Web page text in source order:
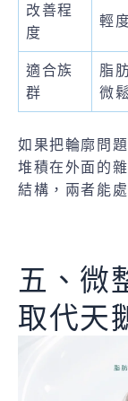
改善程
度
輕
適合族
群
脂
微
如果把輪廓問
堆積在外面的
結構，兩者能
五、微
取代天